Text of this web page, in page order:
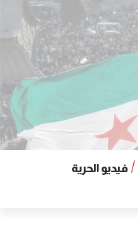
فيديو الحرية